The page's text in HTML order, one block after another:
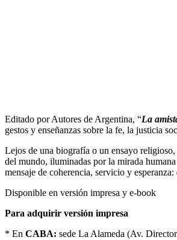
Editado por Autores de Argentina, “La
gestos y enseñanzas sobre la fe, la justicia
Lejos de una biografía o un ensayo
del mundo, iluminadas por la mirada
mensaje de coherencia, servicio y
Disponible en versión impresa y e-book
Para adquirir versión impresa
* En CABA: sede La Alameda (Av.